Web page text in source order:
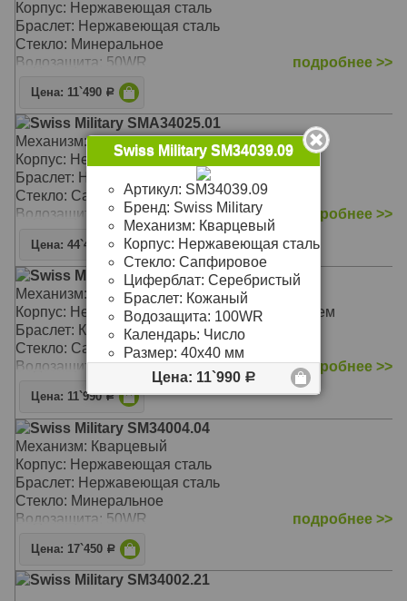
Корпус: Нержавеющая сталь
Браслет: Нержавеющая сталь
Стекло: Минеральное
Водозащита: 50WR
подробнее >>
Цена: 11`490 Р
Swiss Military SMA34025.01
Механизм: Механика с автоподзаводом
Корпус: Нержавеющая сталь
Браслет: Нержавеющая сталь
Стекло: Сапфировое
Водозащита: 100WR
подробнее >>
Цена: 44`490 Р
Swiss Military SM34039.11
Механизм: Кварцевый
Корпус: Нержавеющая сталь с PVD покрытием
Браслет: Кожаный
Стекло: Сапфировое
Водозащита: 100WR
подробнее >>
Цена: 11`990Р
Swiss Military SM34004.04
Механизм: Кварцевый
Корпус: Нержавеющая сталь
Браслет: Нержавеющая сталь
Стекло: Минеральное
Водозащита: 50WR
подробнее >>
Цена: 17`450 Р
Swiss Military SM34002.21
Swiss Military SM34039.09
Артикул: SM34039.09
Бренд: Swiss Military
Механизм: Кварцевый
Корпус: Нержавеющая сталь
Стекло: Сапфировое
Циферблат: Серебристый
Браслет: Кожаный
Водозащита: 100WR
Календарь: Число
Размер: 40х40 мм
Цена: 11`990 Р